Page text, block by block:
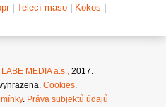
| Telecí maso Kokos
LABE MEDIA a.s., 2017.
Cookies.
. Práva subjektů údajů